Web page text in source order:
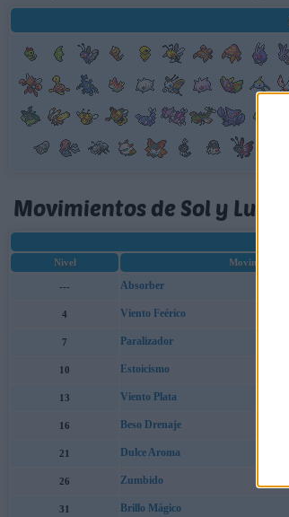
Movimientos de Sol y
Nivel
Movimiento
--- Absorber
4 Viento Feérico
7 Paralizador
10 Estoicismo
13 Viento Plata
16 Beso Drenaje
21 Dulce Aroma
26 Zumbido
31 Brillo Mágico